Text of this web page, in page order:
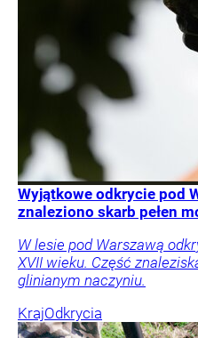
Wyjątkowe odkrycie pod
znaleziono skarb pełen
W lesie pod Warszawą
XVII wieku. Część
glinianym naczyniu.
KrajOdkrycia